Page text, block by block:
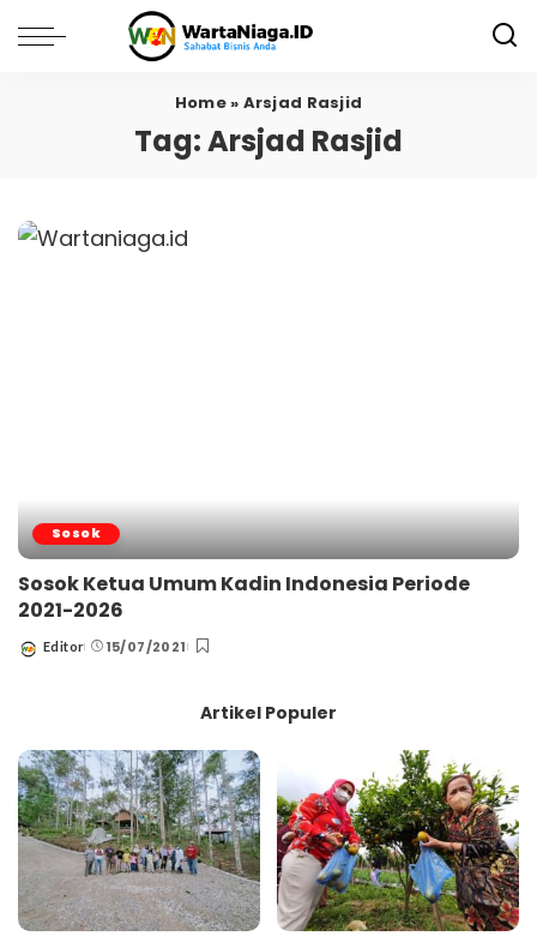
Home» Arsjad Rasjid
Tag:Arsjad Rasjid
Sosok
Sosok Ketua Umum Kadin Indonesia Periode
2021-2026
Posted
Editor 15/07/2021
Artikel Populer